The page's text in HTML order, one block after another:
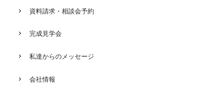
資料請求・相談会予約
完成見学会
私達からのメッセージ
会社情報